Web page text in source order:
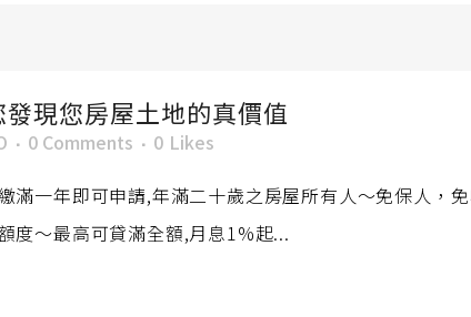
現您房屋土地的真價值
0 Comments 0 Likes
滿一年即可申請,年滿二十歲之房屋所有人～免保人，
度～最高可貸滿全額,月息1%起...